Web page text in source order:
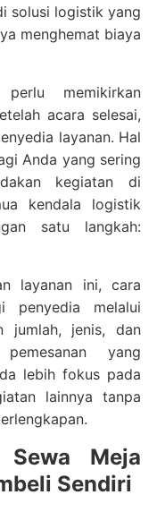
solusi logistik yang
menghemat biaya
memikirkan
acara selesai,
layanan. Hal
Anda yang sering
kegiatan di
kendala logistik
satu langkah:
layanan ini, cara
penyedia melalui
jumlah, jenis, dan
yang
lebih fokus pada
lainnya tanpa
Sewa Meja
Sendiri